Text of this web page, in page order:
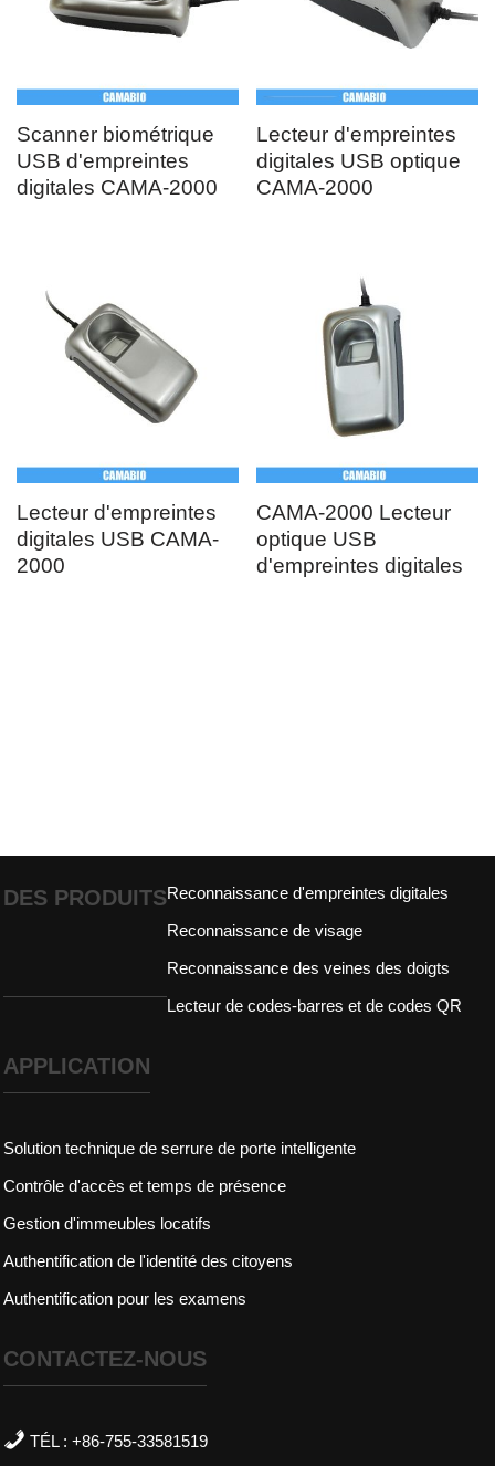
Scanner biométrique
USB d'empreintes
digitales CAMA-2000
Lecteur d'empreintes
digitales USB optique
CAMA-2000
Lecteur d'empreintes
digitales USB CAMA-
2000
CAMA-2000 Lecteur
optique USB
d'empreintes digitales
DES PRODUITSReconnaissance d'empreintes digitales
Reconnaissance de visage
Reconnaissance des veines des doigts
Lecteur de codes-barres et de codes QR
APPLICATION
Solution technique de serrure de porte intelligente
Contrôle d'accès et temps de présence
Gestion d'immeubles locatifs
Authentification de l'identité des citoyens
Authentification pour les examens
CONTACTEZ-NOUS
TÉL : +86-755-33581519